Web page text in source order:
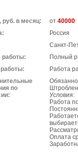
руб. в месяц: от 40000
Россия
Санкт-
работы:
Полный
Работа
по
Условия:
Работа
Оплата